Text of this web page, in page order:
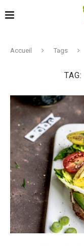
Accueil Tags
TAG: